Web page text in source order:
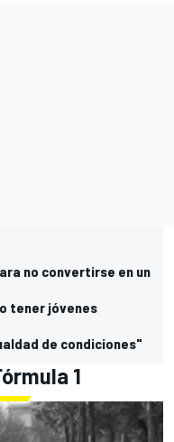
no convertirse en un
tener jóvenes
de condiciones"
1